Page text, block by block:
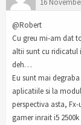
16
@Robert
Cu greu mi-am dat
altii sunt cu ridicatul
deh…
Eu sunt mai
aplicatiile si la
perspectiva asta,
gamer inrait i5